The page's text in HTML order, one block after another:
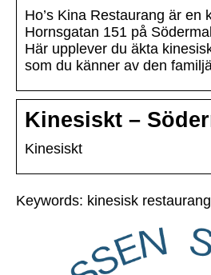
Ho’s Kina Restaurang är en
Hornsgatan 151 på
Här upplever du äkta
som du känner av den
Kinesiskt –
Kinesiskt
Keywords: kinesisk